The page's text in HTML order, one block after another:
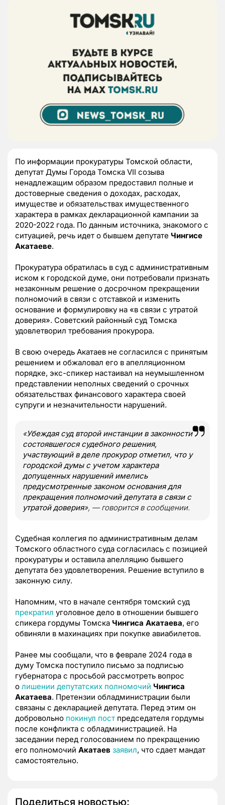
По информации прокуратуры Томской области,
депутат Думы Города Томска VII созыва
ненадлежащим образом предоставил полные и
достоверные сведения о доходах, расходах,
имуществе и обязательствах имущественного
характера в рамках декларационной кампании за
2020-2022 года. По данным источника, знакомого с
ситуацией, речь идет о бывшем депутате Чингисе
Акатаеве.
Прокуратура обратилась в суд с административным
иском к городской думе, они потребовали признать
незаконным решение о досрочном прекращении
полномочий в связи с отставкой и изменить
основание и формулировку на «в связи с утратой
доверия». Советский районный суд Томска
удовлетворил требования прокурора.
В свою очередь Акатаев не согласился с принятым
решением и обжаловал его в апелляционном
порядке, экс-спикер настаивал на неумышленном
представлении неполных сведений о срочных
обязательствах финансового характера своей
супруги и незначительности нарушений.
«Убеждая суд второй инстанции в законности
состоявшегося судебного решения,
участвующий в деле прокурор отметил, что у
городской думы с учетом характера
допущенных нарушений имелись
предусмотренные законом основания для
прекращения полномочий депутата в связи с
утратой доверия», — говорится в сообщении.
Судебная коллегия по административным делам
Томского областного суда согласилась с позицией
прокуратуры и оставила апелляцию бывшего
депутата без удовлетворения. Решение вступило в
законную силу.
Напомним, что в начале сентября томский суд
прекратил уголовное дело в отношении бывшего
спикера гордумы Томска Чингиса Акатаева, его
обвиняли в махинациях при покупке авиабилетов.
Ранее мы сообщали, что в феврале 2024 года в
думу Томска поступило письмо за подписью
губернатора с просьбой рассмотреть вопрос
о лишении депутатских полномочий Чингиса
Акатаева. Претензии обладминистрации были
связаны с декларацией депутата. Перед этим он
добровольно покинул пост председателя гордумы
после конфликта с обладминистрацией. На
заседании перед голосованием по прекращению
его полномочий Акатаев заявил, что сдает мандат
самостоятельно.
Поделиться новостью: